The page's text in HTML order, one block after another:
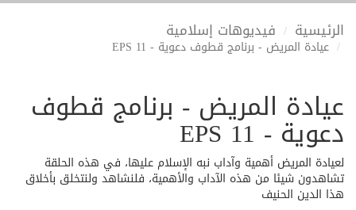
الرئيسية فيديوهات إسلامية
عيادة المريض - برنامج قطوف دعوية - EPS 11
عيادة المريض - برنامج قطوف
دعوية - EPS 11
لعيادة المريض أهمية وآداب نبه الإسلام عليها، في هذه الحلقة
تشاهدون شيئا من هذه الآداب والأهمية، فلنشاهد ولنتخلق بأخلاق
هذا الدين الحنيف